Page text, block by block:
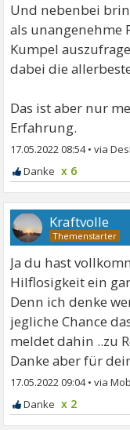
Und nebenbei
als unangenehme
Kumpel
dabei die
Das ist aber nur
Erfahrung.
17.05.2022 08:54•
x 6
Kraftvolle
Ja du hast
Hilflosigkeit ein
Denn ich denke
jegliche Chance
meldet dahin ..zu
Danke aber für
17.05.2022 09:04•
x 2